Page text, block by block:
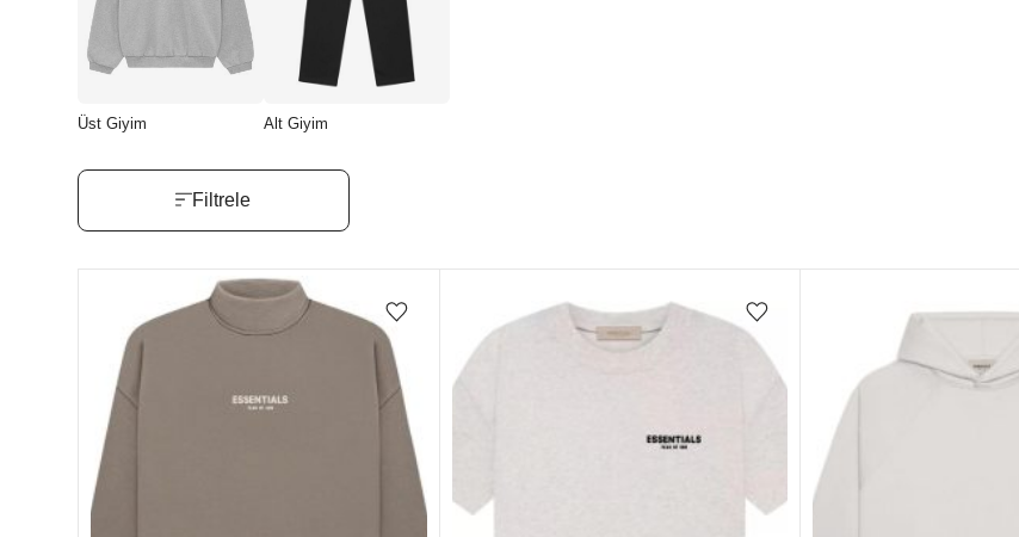
Üst Giyim Alt Giyim
Filtrele
Favorilere ekle/çıkar Favorilere ekle/çıkar